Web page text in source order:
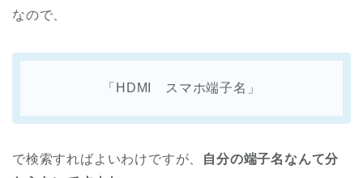
なので、
「HDMI スマホ端子名」
で検索すればよいわけですが、
自分の端子名なんて分